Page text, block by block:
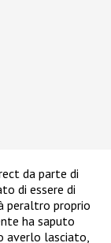
da parte di
di essere di
peraltro proprio
ha saputo
averlo lasciato,